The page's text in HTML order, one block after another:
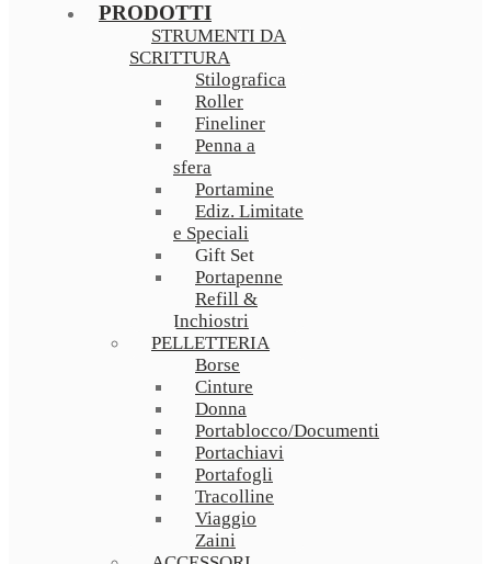
PRODOTTI
STRUMENTI DA
SCRITTURA
Stilografica
Roller
Fineliner
Penna a
sfera
Portamine
Ediz. Limitate
e Speciali
Gift Set
Portapenne
Refill &
Inchiostri
PELLETTERIA
Borse
Cinture
Donna
Portablocco/Documenti
Portachiavi
Portafogli
Tracolline
Viaggio
Zaini